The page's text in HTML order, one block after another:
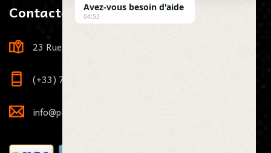
Contactez-Nous
23 Rue Louis Viardot, 21000 Dijon, France
(+33) 7 73 81 71 29
info@pikaiptv.me
Avez-vous besoin d'aide
04:53